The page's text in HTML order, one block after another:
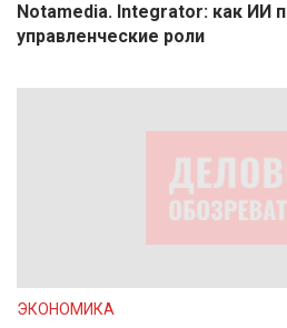
Notamedia. Integrator: как ИИ
управленческие роли
ЭКОНОМИКА